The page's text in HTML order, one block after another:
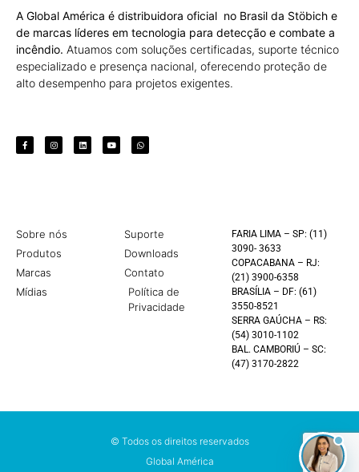
A Global América é distribuidora oficial no Brasil da Stöbich e
de marcas líderes em tecnologia para detecção e combate a
incêndio. Atuamos com soluções certificadas, suporte técnico
especializado e presença nacional, oferecendo proteção de
alto desempenho para projetos exigentes.
Sobre nós
Produtos
Marcas
Mídias
Suporte
Downloads
Contato
Política de
Privacidade
FARIA LIMA – SP: (11)
3090- 3633
COPACABANA – RJ:
(21) 3900-6358
BRASÍLIA – DF: (61)
3550-8521
SERRA GAÚCHA – RS:
(54) 3010-1102
BAL. CAMBORIÚ – SC:
(47) 3170-2822
© Todos os direitos reservados
Global América